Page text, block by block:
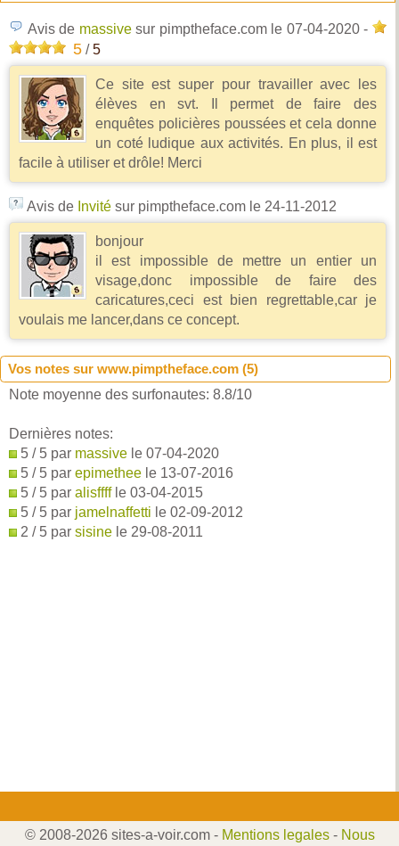
Avis de massivesur pimptheface.comle 07-04-2020-
5 /5
Ce site est super pour travailler avec les
élèves en svt. Il permet de faire des
enquêtes policières poussées et cela donne
un coté ludique aux activités. En plus, il est
facile à utiliser et drôle! Merci
Avis de Invité sur pimptheface.com le 24-11-2012
bonjour
il est impossible de mettre un entier un
visage,donc impossible de faire des
caricatures,ceci est bien regrettable,car je
voulais me lancer,dans ce concept.
Vos notes sur www.pimptheface.com (5)
Note moyenne des surfonautes: 8.8/10
Dernières notes:
5 / 5 par massive le 07-04-2020
5 / 5 par epimethee le 13-07-2016
5 / 5 par alisffffle 03-04-2015
5 / 5 par jamelnaffetti le 02-09-2012
2 / 5 par sisine le 29-08-2011
© 2008-2026 sites-a-voir.com - Mentions legales- Nous